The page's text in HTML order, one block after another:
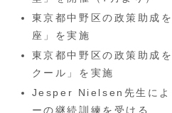
東京都中野区の政策助成
座」を実施
東京都中野区の政策助成
クール」を実施
Jesper Nielsen先生によ
ーの継続訓練を受ける